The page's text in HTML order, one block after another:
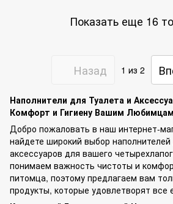
Показать еще 16
Назад 1 из 2
Наполнители для Туалета и
Комфорт и Гигиену Вашим Любимцам
Добро пожаловать в наш интернет-
найдете широкий выбор наполнителей
аксессуаров для вашего
понимаем важность чистоты и
питомца, поэтому предлагаем вам
продукты, которые удовлетворят все